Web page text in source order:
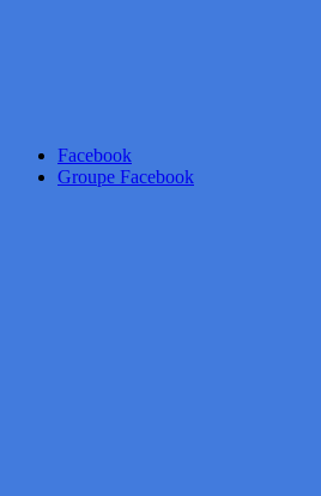
Facebook
Groupe Facebook